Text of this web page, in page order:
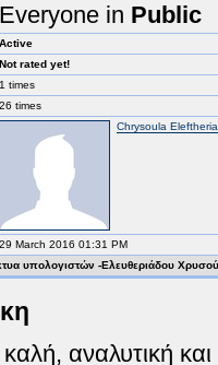
Everyone in Public
Active
Not rated yet!
1 times
26 times
Chrysoula
29 March 2016 01:31 PM
υπολογιστών -Ελευθεριάδου
αναλυτική και